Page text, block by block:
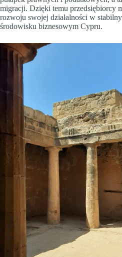
migracji. Dzięki temu przedsiębiorcy
rozwoju swojej działalności w
środowisku biznesowym Cypru.